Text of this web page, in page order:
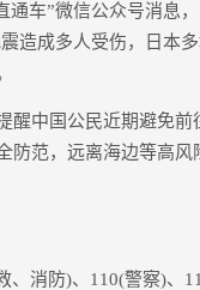
车”微信公众号消息
造成多人受伤，日本
中国公民近期避免前
防范，远离海边等高
消防)、110(警察)、